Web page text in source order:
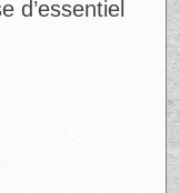
d’essentiel